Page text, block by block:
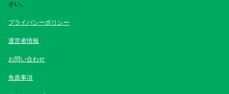
さい。
プライバシーポリシー
運営者情報
お問い合わせ
免責事項